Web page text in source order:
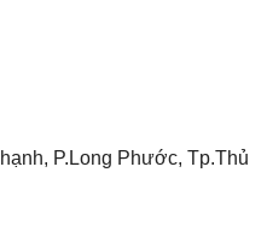
P.Long Phước, Tp.Thủ